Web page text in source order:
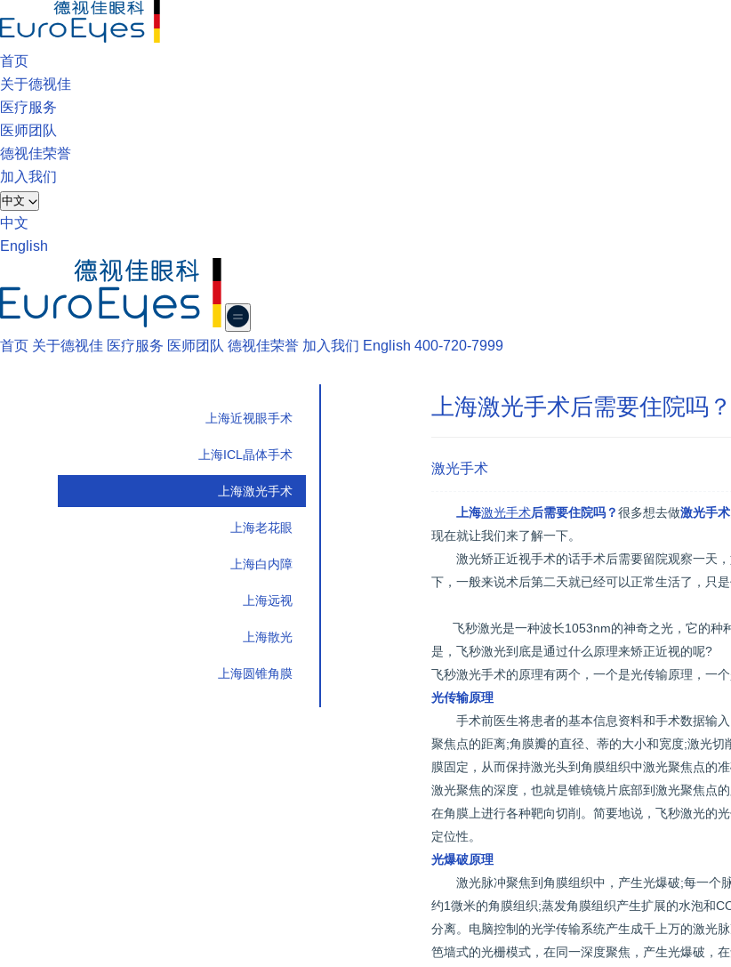
首页
关于德视佳
医疗服务
医师团队
德视佳荣誉
加入我们
中文
中文
English
首页 关于德视佳 医疗服务 医师团队 德视佳荣誉 加入我们 English 400-720-7999
上海近视眼手术
上海ICL晶体手术
上海激光手术
上海老花眼
上海白内障
上海远视
上海散光
上海圆锥角膜
上海激光手术后需要住院吗？
激光手术
上海激光手术后需要住院吗？很多想去做激光手术
现在就让我们来了解一下。
激光矫正近视手术的话手术后需要留院观察一天，
下，一般来说术后第二天就已经可以正常生活了，只
飞秒激光是一种波长1053nm的神奇之光，它的种
是，飞秒激光到底是通过什么原理来矫正近视的呢?
飞秒激光手术的原理有两个，一个是光传输原理，一个
光传输原理
手术前医生将患者的基本信息资料和手术数据输入
聚焦点的距离;角膜瓣的直径、蒂的大小和宽度;激光
膜固定，从而保持激光头到角膜组织中激光聚焦点的准
激光聚焦的深度，也就是锥镜镜片底部到激光聚焦点
在角膜上进行各种靶向切削。简要地说，飞秒激光的
定位性。
光爆破原理
激光脉冲聚焦到角膜组织中，产生光爆破;每一个
约1微米的角膜组织;蒸发角膜组织产生扩展的水泡和
分离。电脑控制的光学传输系统产生成千上万的激光
笆墙式的光栅模式，在同一深度聚焦，产生光爆破，